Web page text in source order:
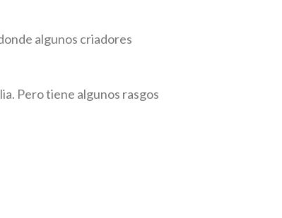
algunos criadores
Pero tiene algunos rasgos